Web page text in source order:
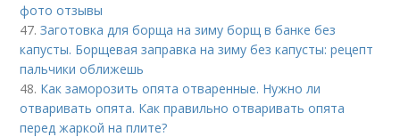
фото отзывы
47.Заготовка для борща на зиму борщ в банке без
капусты. Борщевая заправка на зиму без капусты: рецепт
пальчики оближешь
48. Как заморозить опята отваренные. Нужно ли
отваривать опята. Как правильно отваривать опята
перед жаркой на плите?